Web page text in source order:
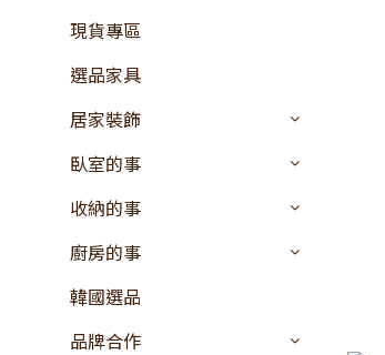
現貨專區
選品家具
居家裝飾
臥室的事
收納的事
廚房的事
韓國選品
品牌合作